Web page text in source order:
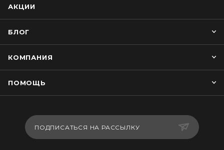
АКЦИИ
БЛОГ
КОМПАНИЯ
ПОМОЩЬ
ПОДПИСАТЬСЯ НА РАССЫЛКУ